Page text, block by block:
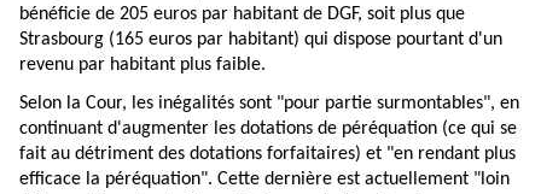
bénéficie de 205 euros par habitant de DGF, soit plus que
Strasbourg (165 euros par habitant) qui dispose pourtant d'un
revenu par habitant plus faible.
Selon la Cour, les inégalités sont "pour partie surmontables", en
continuant d'augmenter les dotations de péréquation (ce qui se
fait au détriment des dotations forfaitaires) et "en rendant plus
efficace la péréquation". Cette dernière est actuellement "loin